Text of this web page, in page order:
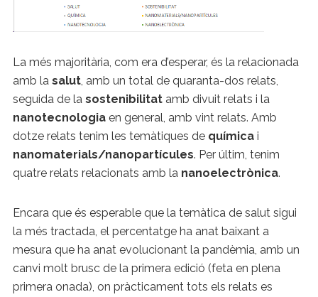
La més majoritària, com era d’esperar, és la relacionada
amb la salut, amb un total de quaranta-dos relats,
seguida de la sostenibilitatamb divuit relats i la
nanotecnologiaen general, amb vint relats. Amb
dotze relats tenim les temàtiques de química i
nanomaterials/nanopartícules. Per últim, tenim
quatre relats relacionats amb la nanoelectrònica.
Encara que és esperable que la temàtica de salut sigui
la més tractada, el percentatge ha anat baixant a
mesura que ha anat evolucionant la pandèmia, amb un
canvi molt brusc de la primera edició (feta en plena
primera onada), on pràcticament tots els relats es